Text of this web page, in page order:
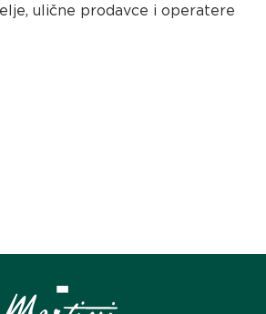
ulične prodavce i operatere